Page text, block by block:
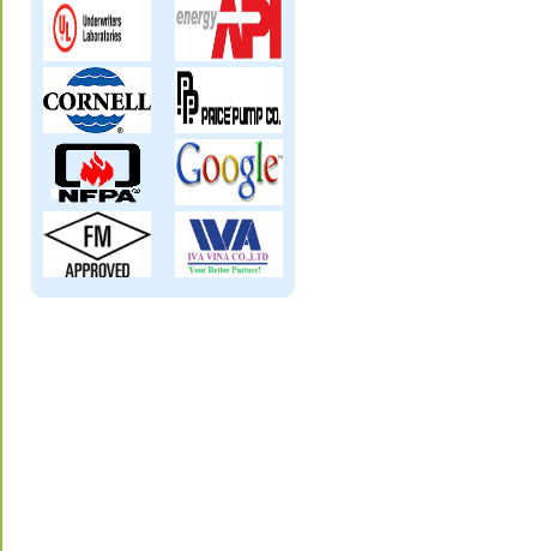
Van giảm áp , van điều áp, van điều chỉnh
áp lực, pressure reducing valve, control
valve